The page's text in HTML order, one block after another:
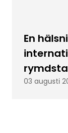
En
03 augusti